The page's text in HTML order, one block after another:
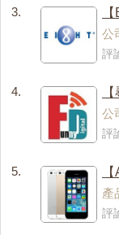
3.
公
評
4.
公
評
5.
產
評